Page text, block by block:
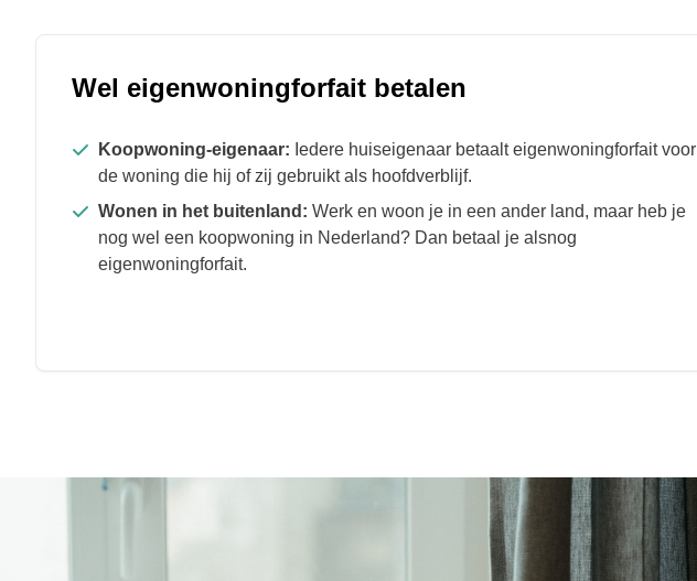
Wel eigenwoningforfait betalen
Koopwoning-eigenaar: Iedere huiseigenaar betaalt eigenwoningforfait voor
de woning die hij of zij gebruikt als hoofdverblijf.
Wonen in het buitenland: Werk en woon je in een ander land, maar heb je
nog wel een koopwoning in Nederland? Dan betaal je alsnog
eigenwoningforfait.